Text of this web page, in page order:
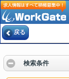
戻る
検索条件